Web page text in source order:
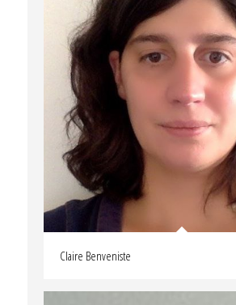
Claire Benveniste